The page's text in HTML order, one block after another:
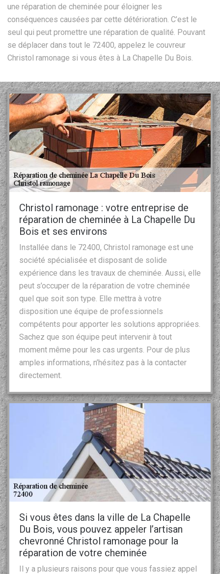
une réparation de cheminée pour éloigner les
conséquences causées par cette détérioration. C’est le
seul qui peut promettre une réparation de qualité. Pouvant
se déplacer dans tout le 72400, appelez le couvreur
Christol ramonage si vous êtes à La Chapelle Du Bois.
Christol ramonage : votre entreprise de
réparation de cheminée à La Chapelle Du
Bois et ses environs
Installée dans le 72400, Christol ramonage est une
société spécialisée et disposant de solide
expérience dans les travaux de cheminée. Aussi, elle
peut s’occuper de la réparation de votre cheminée
quel que soit son type. Elle mettra à votre
disposition une équipe de professionnels
compétents pour apporter les solutions appropriées.
Sachez que son équipe peut intervenir à tout
moment même pour les cas urgents. Pour de plus
amples informations, n’hésitez pas à la contacter
directement.
Si vous êtes dans la ville de La Chapelle
Du Bois, vous pouvez appeler l’artisan
chevronné Christol ramonage pour la
réparation de votre cheminée
Il y a plusieurs raisons pour que vous fassiez appel